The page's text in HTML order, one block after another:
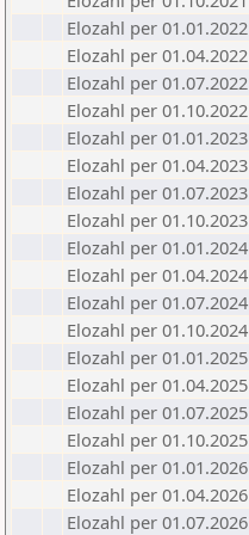
Elozahl per 01.01.2022
Elozahl per 01.04.2022
Elozahl per 01.07.2022
Elozahl per 01.10.2022
Elozahl per 01.01.2023
Elozahl per 01.04.2023
Elozahl per 01.07.2023
Elozahl per 01.10.2023
Elozahl per 01.01.2024
Elozahl per 01.04.2024
Elozahl per 01.07.2024
Elozahl per 01.10.2024
Elozahl per 01.01.2025
Elozahl per 01.04.2025
Elozahl per 01.07.2025
Elozahl per 01.10.2025
Elozahl per 01.01.2026
Elozahl per 01.04.2026
Elozahl per 01.07.2026